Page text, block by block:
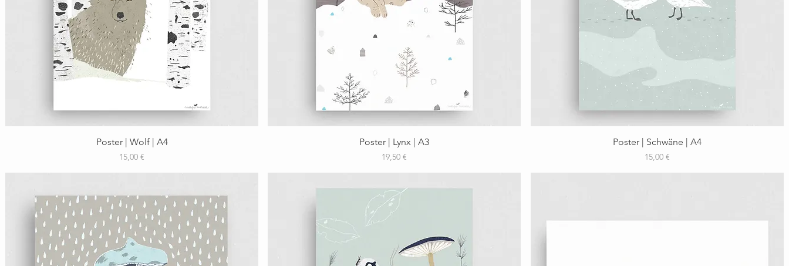
Schnellansicht
Poster | Wolf | A4
Preis
15,00 €
Schnellansicht
Poster | Lynx | A3
Preis
19,50 €
Schnellansicht
Poster | Schwäne | A4
Preis
15,00 €